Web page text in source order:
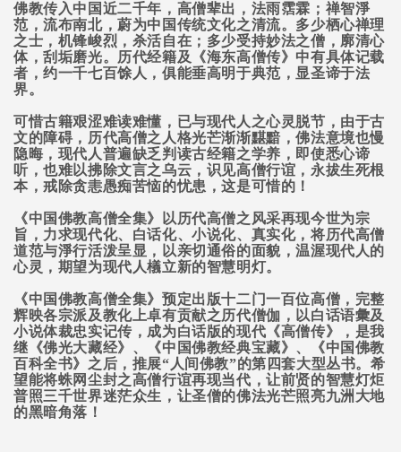
佛教传入中国近二千年，高僧辈出，法雨霑霖；禅智淨
范，流布南北，蔚为中国传统文化之清流。多少栖心禅理
之士，机锋峻烈，杀活自在；多少受持妙法之僧，廓清心
体，刮垢磨光。历代经籍及《海东高僧传》中有具体记载
者，约一千七百馀人，俱能垂高明于典范，显圣谛于法
界。
可惜古籍艰涩难读难懂，已与现代人之心灵脱节，由于古
文的障碍，历代高僧之人格光芒渐渐黮黯，佛法意境也慢
隐晦，现代人普遍缺乏判读古经籍之学养，即使悉心谛
听，也难以拂除文言之乌云，识见高僧行谊，永拔生死根
本，戒除贪恚愚痴苦恼的忧患，这是可惜的！
《中国佛教高僧全集》以历代高僧之风采再现今世为宗
旨，力求现代化、白话化、小说化、真实化，将历代高僧
道范与淨行活泼呈显，以亲切通俗的面貌，温渥现代人的
心灵，期望为现代人檥立新的智慧明灯。
《中国佛教高僧全集》预定出版十二门一百位高僧，完整
辉映各宗派及教化上卓有贡献之历代僧伽，以白话语彙及
小说体裁忠实记传，成为白话版的现代《高僧传》，是我
继《佛光大藏经》、《中国佛教经典宝藏》、《中国佛教
百科全书》之后，推展“人间佛教”的第四套大型丛书。希
望能将蛛网尘封之高僧行谊再现当代，让前贤的智慧灯炬
普照三千世界迷茫众生，让圣僧的佛法光芒照亮九洲大地
的黑暗角落！